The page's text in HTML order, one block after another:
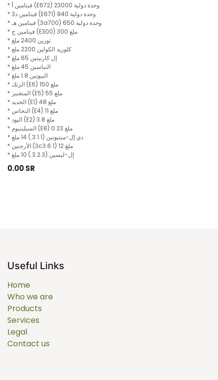
* فيتامين أ (E672) 23000 وحدة دولية
* فيتامين د3 (E671) 940 وحدة دولية
* فيتامين هـ (3a700) 650 وحدة دولية
* فيتامين ج (E300) 300 ملغ
* تورين 2400 ملغ
* كلوريد الكولين 2200 ملغ
* إل كارنيتين 65 ملغ
* النياسين 45 ملغ
* البيوتين 1.8 ملغ
* الزنك (E6) 150 ملغ
* المنغنيز (E5) 55 ملغ
* الحديد (E1) 48 ملغ
* النحاس (E4) 11 ملغ
* اليود (E2) 3.8 ملغ
* السيلينيوم (E8) 0.23 ملغ
* دي إل-ميثيونين (3.1.1.) 14 ملغ
* الأرجنين (3c3.6.1) 12 ملغ
* إل-ليسين (3.2.3.) 10 ملغ
0.00SR
Useful Links
Home
Who we are
Products
Services
Legal
Contact us